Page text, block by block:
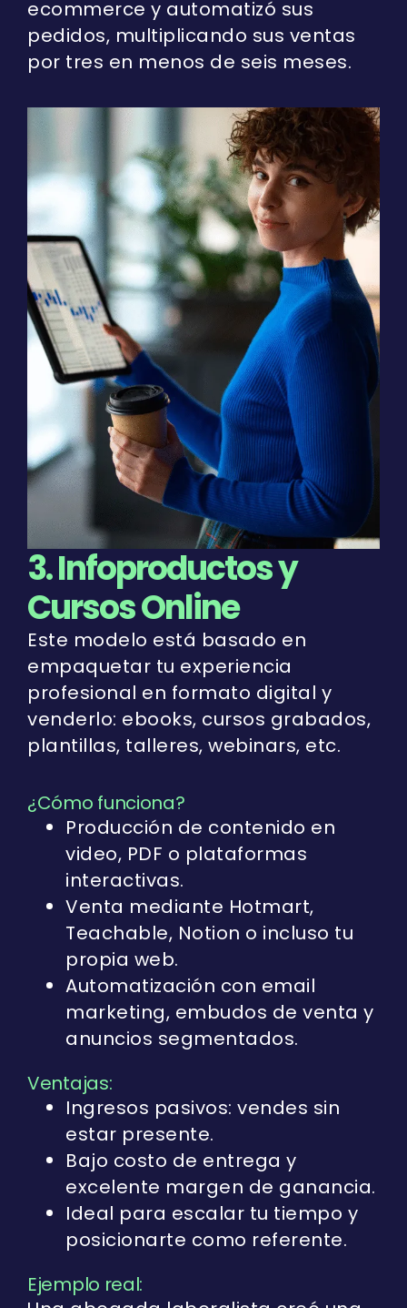
ecommerce y automatizó sus
pedidos, multiplicando sus ventas
por tres en menos de seis meses.
3. Infoproductos y
Cursos Online
Este modelo está basado en
empaquetar tu experiencia
profesional en formato digital y
venderlo: ebooks, cursos grabados,
plantillas, talleres, webinars, etc.
¿Cómo funciona?
Producción de contenido en
video, PDF o plataformas
interactivas.
Venta mediante Hotmart,
Teachable, Notion o incluso tu
propia web.
Automatización con email
marketing, embudos de venta y
anuncios segmentados.
Ventajas:
Ingresos pasivos: vendes sin
estar presente.
Bajo costo de entrega y
excelente margen de ganancia.
Ideal para escalar tu tiempo y
posicionarte como referente.
Ejemplo real: